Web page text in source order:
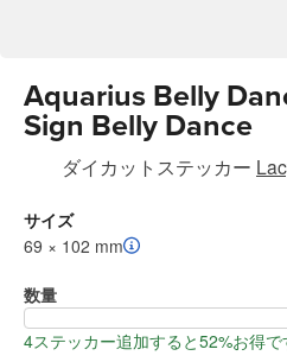
Aquarius Belly
Sign Belly Dance
ダイカットステッカー
サイズ
69 × 102 mm
数量
4ステッカー追加すると52%お得で